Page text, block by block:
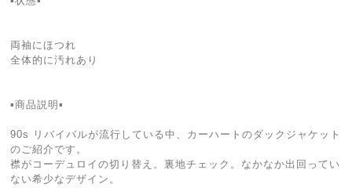
両袖にほつれ
全体的に汚れあり
▪️商品説明▪️
90s リバイバルが流行している中、カーハートのダックジャケット
のご紹介です。
襟がコーデュロイの切り替え。裏地チェック。なかなか出回ってい
ない希少なデザイン。